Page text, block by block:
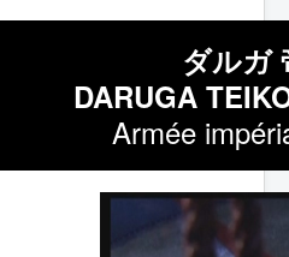
ダルガ
DARUGA
Armée